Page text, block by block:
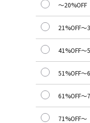
～20%OFF
21%OFF～
41%OFF～
51%OFF～
61%OFF～
71%OFF～